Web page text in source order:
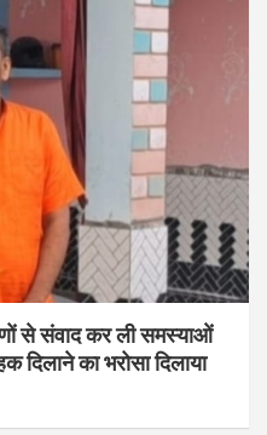
से संवाद कर ली समस्याओं
दिलाने का भरोसा दिलाया